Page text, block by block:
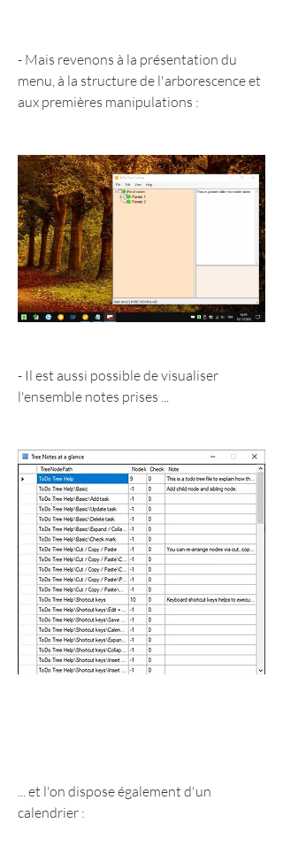
- Mais revenons à la présentation du
menu, à la structure de l'arborescence et
aux premières manipulations :
- Il est aussi possible de visualiser
l'ensemble notes prises ...
... et l'on dispose également d'un
calendrier :